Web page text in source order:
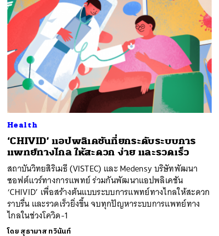
Health
‘CHIVID’ แอปพลิเคชันที่ยกระดับระบบการ
แพทย์ทางไกล ให้สะดวก ง่าย และรวดเร็ว
สถาบันวิทยสิริเมธี (VISTEC) และ Medensy บริษัทพัฒนา
ซอฟต์แวร์ทางการแพทย์ ร่วมกันพัฒนาแอปพลิเคชัน
‘CHIVID’ เพื่อสร้างต้นแบบระบบการแพทย์ทางไกลให้สะดวก
ราบรื่น และรวดเร็วยิ่งขึ้น จบทุกปัญหาระบบการแพทย์ทาง
ไกลในช่วงโควิด-1
โดย สุธามาส ทวินันท์